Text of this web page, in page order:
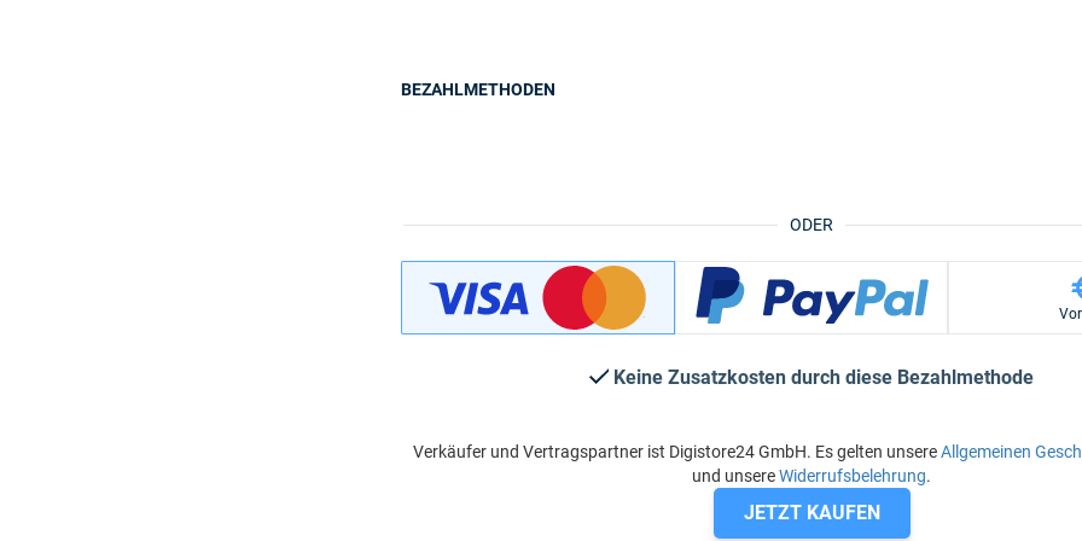
ODER
BEZAHLMETHODEN
Keine Zusatzkosten durch diese Bezahlmethode
Verkäufer und Vertragspartner ist Digistore24 GmbH. Es gelten unsereAllgemeinen
und unsereWiderrufsbelehrung.
JETZT KAUFEN